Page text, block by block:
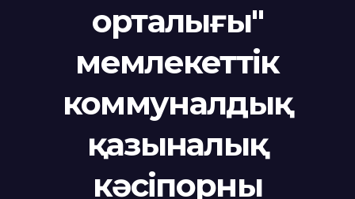
орталығы"
мемлекеттік
коммуналдық
қазыналық
кәсіпорны